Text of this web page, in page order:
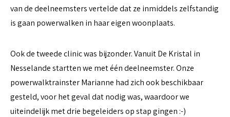
van de deelneemsters vertelde dat ze inmiddels zelfstandig
is gaan powerwalken in haar eigen woonplaats.
Ook de tweede clinic was bijzonder. Vanuit De Kristal in
Nesselande startten we met één deelneemster. Onze
powerwalktrainster Marianne had zich ook beschikbaar
gesteld, voor het geval dat nodig was, waardoor we
uiteindelijk met drie begeleiders op stap gingen :-)